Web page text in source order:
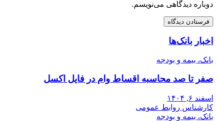
دوباره دیدگاهی می‌نویسم.
اخبار بانک‌ها
بانک، بیمه و بودجه
صفر تا صد محاسبه اقساط وام در فایل اکسل
اسفند ۶, ۱۴۰۴
کارشناس روابط عمومی
بانک، بیمه و بودجه